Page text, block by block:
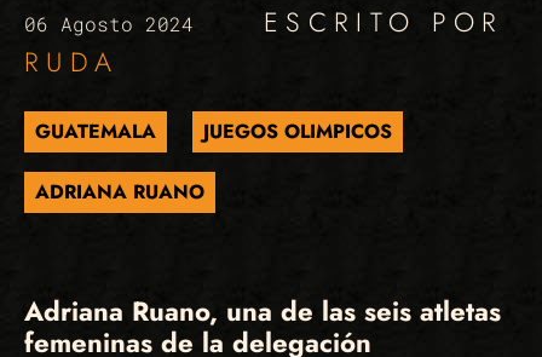
06 Agosto 2024
ESCRITO POR
RUDA
GUATEMALA JUEGOS OLIMPICOS
ADRIANA RUANO
Adriana Ruano, una de las seis atletas
femeninas de la delegación